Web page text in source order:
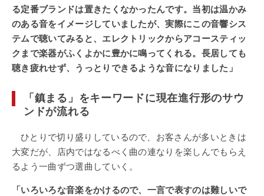
る定番ブランドは置きたくなかったんです。当初は温かみ
のある音をイメージしていましたが、実際にこの音響シス
テムで聴いてみると、エレクトリックからアコースティッ
クまで楽器がふくよかに豊かに鳴ってくれる。長居しても
聴き疲れせず、うっとりできるような音になりました」
「鎮まる」をキーワードに現在進行形のサウ
ンドが流れる
ひとりで切り盛りしているので、お客さんが多いときは
大変だが、店内ではなるべく曲の連なりを楽しんでもらえ
るよう一曲ずつ選曲していく。
「いろいろな音楽をかけるので、一言で表すのは難しいで